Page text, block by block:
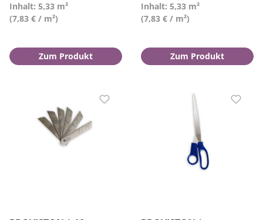
Inhalt: 5,33 m²
(7,83 € / m²)
Zum Produkt
Inhalt: 5,33 m²
(7,83 € / m²)
Zum Produkt